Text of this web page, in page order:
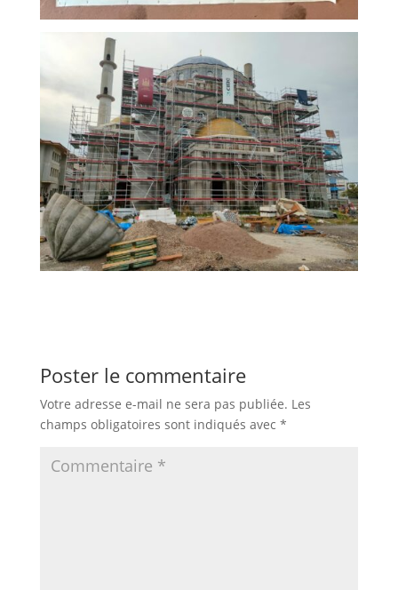
Poster le commentaire
Votre adresse e-mail ne sera pas publiée. Les
champs obligatoires sont indiqués avec *